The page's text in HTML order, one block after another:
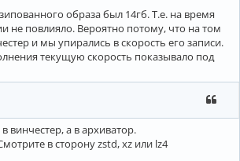
образа был 14гб. Т.е. на время
не повлияло. Вероятно потому, что на том
и мы упирались в скорость его записи.
текущую скорость показывало под
винчестер, а в архиватор.
в сторону zstd, xz или lz4